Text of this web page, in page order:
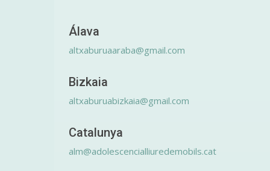
Álava
altxaburuaaraba@gmail.com
Bizkaia
altxaburuabizkaia@gmail.com
Catalunya
alm@adolescencialliuredemobils.cat